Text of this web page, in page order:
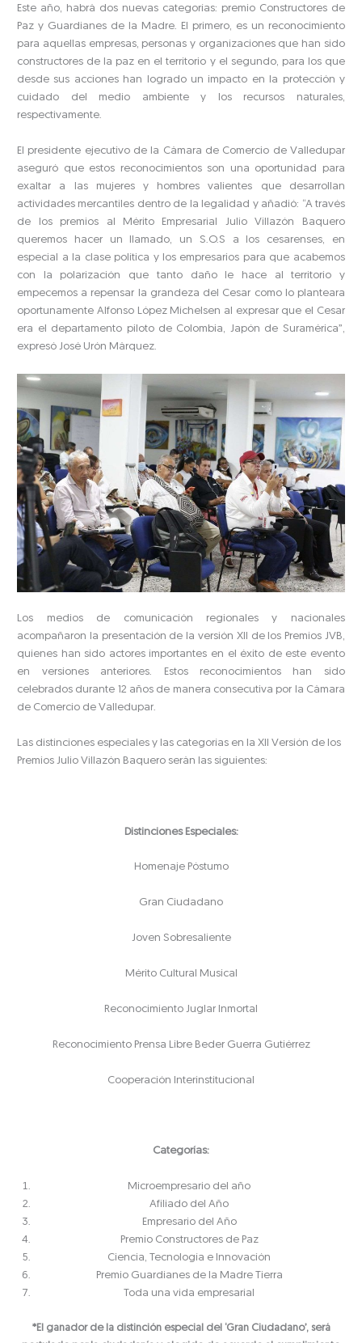
Este año, habrá dos nuevas categorías: premio Constructores de
Paz y Guardianes de la Madre. El primero, es un reconocimiento
para aquellas empresas, personas y organizaciones que han sido
constructores de la paz en el territorio y el segundo, para los que
desde sus acciones han logrado un impacto en la protección y
cuidado del medio ambiente y los recursos naturales,
respectivamente.
El presidente ejecutivo de la Cámara de Comercio de Valledupar
aseguró que estos reconocimientos son una oportunidad para
exaltar a las mujeres y hombres valientes que desarrollan
actividades mercantiles dentro de la legalidad y añadió: “A través
de los premios al Mérito Empresarial Julio Villazón Baquero
queremos hacer un llamado, un S.O.S a los cesarenses, en
especial a la clase política y los empresarios para que acabemos
con la polarización que tanto daño le hace al territorio y
empecemos a repensar la grandeza del Cesar como lo planteara
oportunamente Alfonso López Michelsen al expresar que el Cesar
era el departamento piloto de Colombia, Japón de Suramérica”,
expresó José Urón Márquez.
Los medios de comunicación regionales y nacionales
acompañaron la presentación de la versión XII de los Premios JVB,
quienes han sido actores importantes en el éxito de este evento
en versiones anteriores. Estos reconocimientos han sido
celebrados durante 12 años de manera consecutiva por la Cámara
de Comercio de Valledupar.
Las distinciones especiales y las categorías en la XII Versión de los
Premios Julio Villazón Baquero serán las siguientes:
Distinciones Especiales:
Homenaje Póstumo
Gran Ciudadano
Joven Sobresaliente
Mérito Cultural Musical
Reconocimiento Juglar Inmortal
Reconocimiento Prensa Libre Beder Guerra Gutiérrez
Cooperación Interinstitucional
Categorías:
Microempresario del año
Afiliado del Año
Empresario del Año
Premio Constructores de Paz
Ciencia, Tecnología e Innovación
Premio Guardianes de la Madre Tierra
Toda una vida empresarial
*El ganador de la distinción especial del ‘Gran Ciudadano’, será